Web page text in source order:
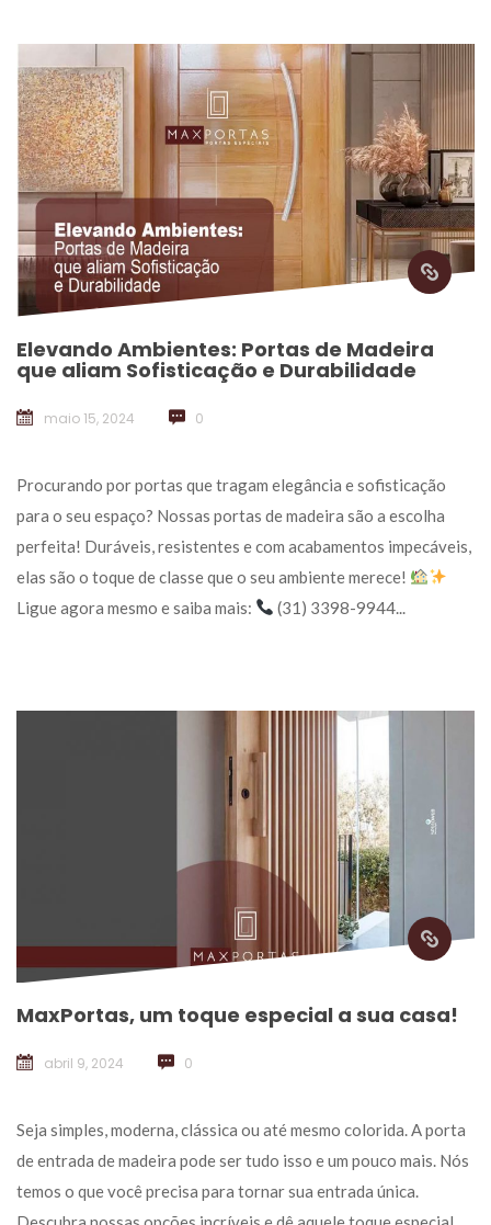
Elevando Ambientes: Portas de Madeira
que aliam Sofisticação e Durabilidade
maio 15, 2024 0
Procurando por portas que tragam elegância e sofisticação
para o seu espaço? Nossas portas de madeira são a escolha
perfeita! Duráveis, resistentes e com acabamentos impecáveis,
elas são o toque de classe que o seu ambiente merece!
Ligue agora mesmo e saiba mais:
(31) 3398-9944...
MaxPortas, um toque especial a sua casa!
abril 9, 2024 0
Seja simples, moderna, clássica ou até mesmo colorida. A porta
de entrada de madeira pode ser tudo isso e um pouco mais. Nós
temos o que você precisa para tornar sua entrada única.